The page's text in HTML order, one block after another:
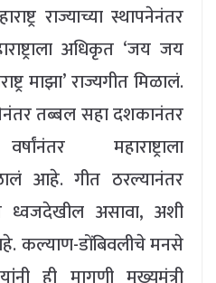
राज्याच्या स्थापनेनंतर
अधिकृत ‘जय जय
माझा’ राज्यगीत मिळालं.
तब्बल सहा दशकानंतर
महाराष्ट्राला
आहे. गीत ठरल्यानंतर
ध्वजदेखील असावा, अशी
कल्याण-डोंबिवलीचे मनसे